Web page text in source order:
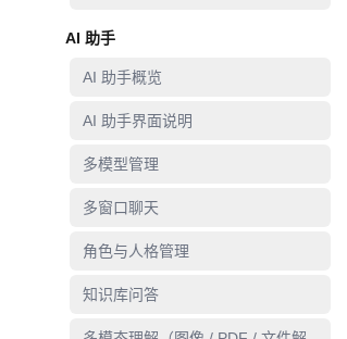
AI 助手
AI 助手概览
AI 助手界面说明
多模型管理
多窗口聊天
角色与人格管理
知识库问答